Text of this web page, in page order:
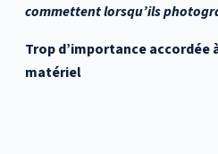
commettent lorsqu’ils
Trop d’importance accordée
matériel